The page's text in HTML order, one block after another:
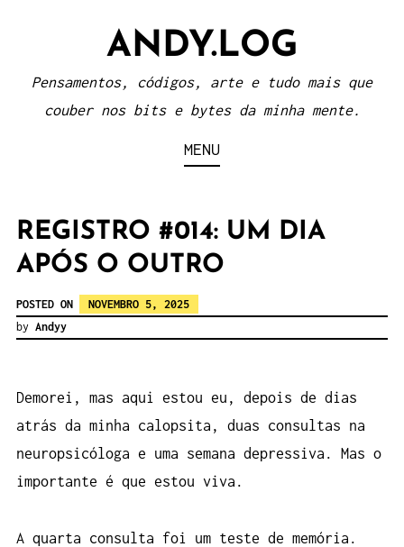
ANDY.LOG
Pensamentos, códigos, arte e tudo mais que
couber nos bits e bytes da minha mente.
MENU
REGISTRO #014: UM DIA
APÓS O OUTRO
POSTED ON
NOVEMBRO 5, 2025
by Andyy
Demorei, mas aqui estou eu, depois de dias
atrás da minha calopsita, duas consultas na
neuropsicóloga e uma semana depressiva. Mas o
importante é que estou viva.
A quarta consulta foi um teste de memória.